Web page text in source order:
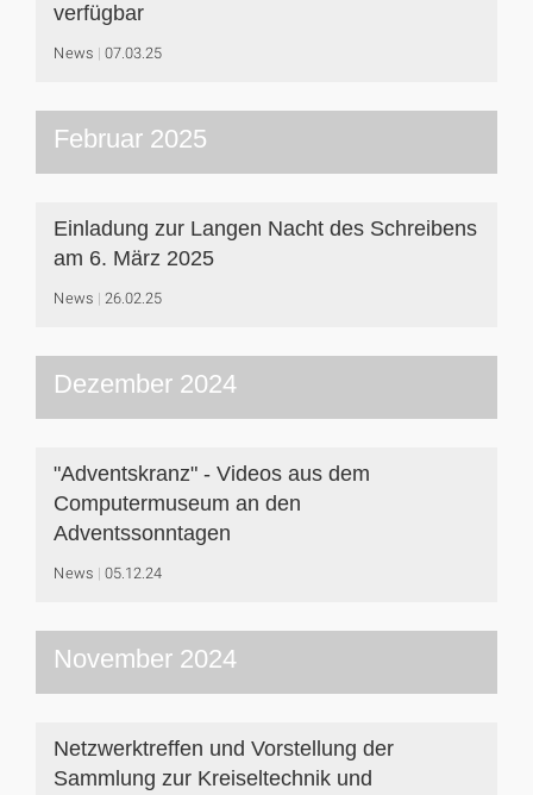
verfügbar
News 07.03.25
Februar 2025
Einladung zur Langen Nacht des Schreibens
am 6. März 2025
News 26.02.25
Dezember 2024
"Adventskranz" - Videos aus dem
Computermuseum an den
Adventssonntagen
News 05.12.24
November 2024
Netzwerktreffen und Vorstellung der
Sammlung zur Kreiseltechnik und